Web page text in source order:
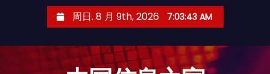
周日. 8 月 9th, 2026 7:03:44 AM